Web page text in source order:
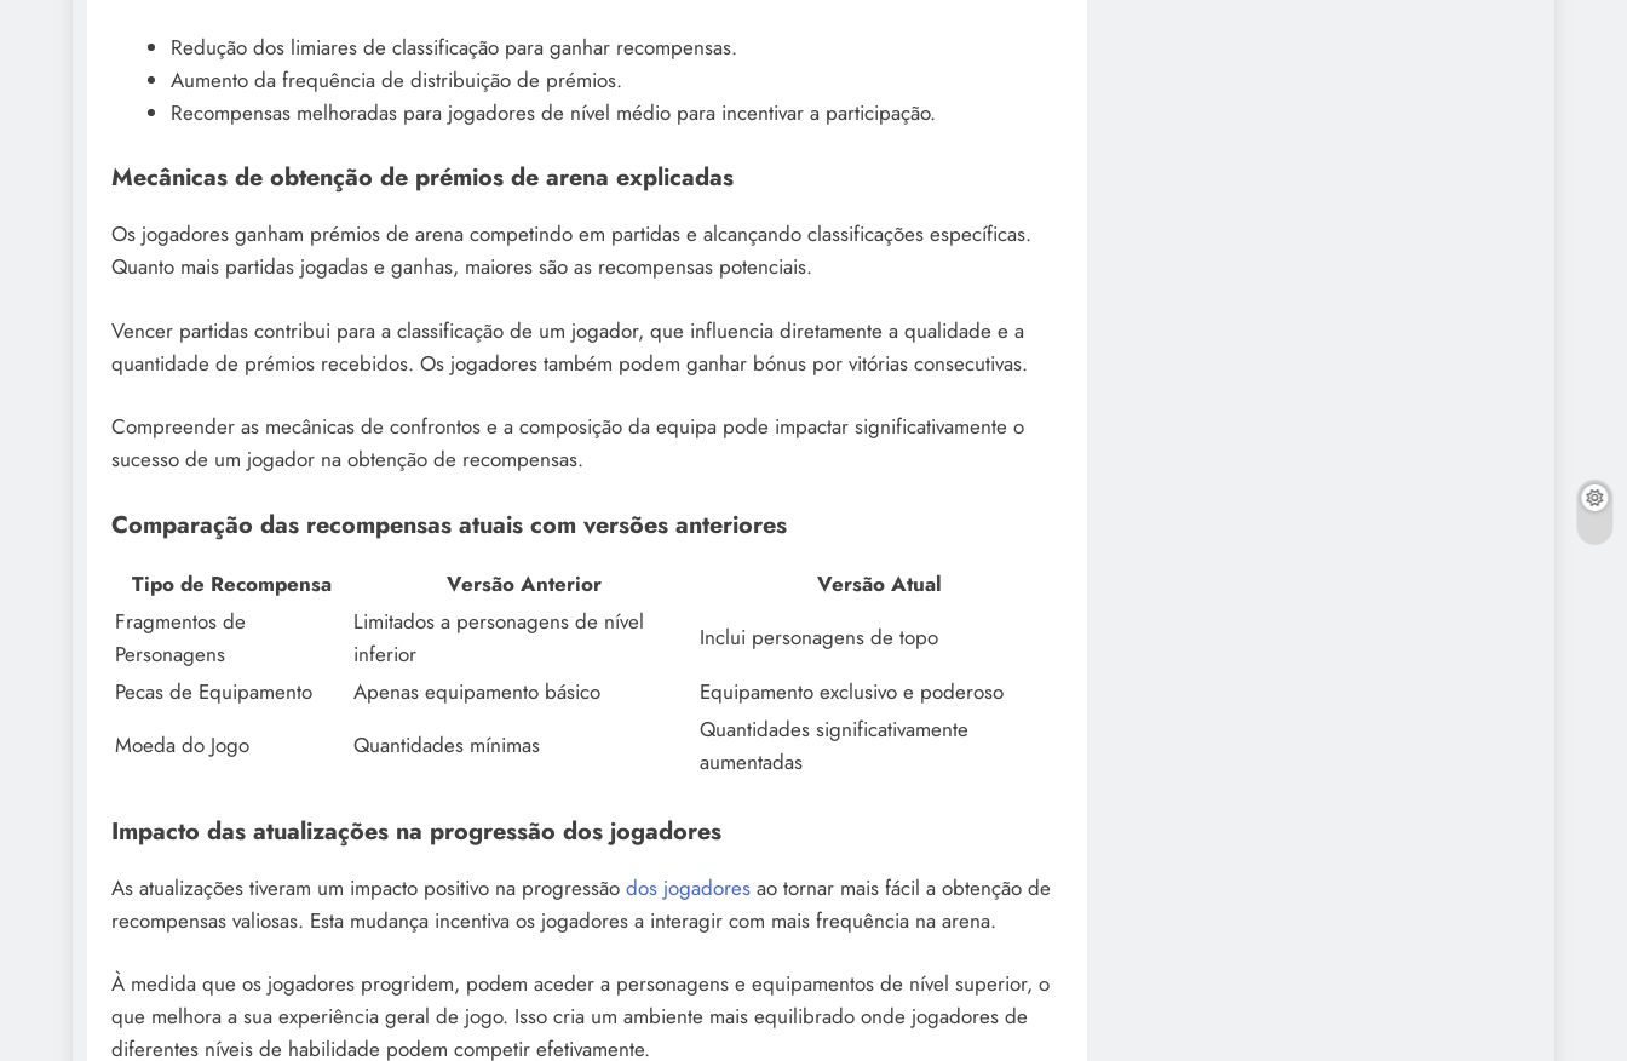
Redução dos limiares de classificação para ganhar recompensas.
Aumento da frequência de distribuição de prémios.
Recompensas melhoradas para jogadores de nível médio para incentivar a participação.
Mecânicas de obtenção de prémios de arena explicadas
Os jogadores ganham prémios de arena competindo em partidas e alcançando classificações específicas.
Quanto mais partidas jogadas e ganhas, maiores são as recompensas potenciais.
Vencer partidas contribui para a classificação de um jogador, que influencia diretamente a qualidade e a
quantidade de prémios recebidos. Os jogadores também podem ganhar bónus por vitórias consecutivas.
Compreender as mecânicas de confrontos e a composição da equipa pode impactar significativamente o
sucesso de um jogador na obtenção de recompensas.
Comparação das recompensas atuais com versões anteriores
Tipo de Recompensa Versão Anterior
Versão Atual
Fragmentos de
Personagens
Limitados a personagens de nível
inferior
Inclui personagens de topo
Pecas de Equipamento
Apenas equipamento básico
Equipamento exclusivo e poderoso
Moeda do Jogo
Quantidades mínimas
Quantidades significativamente
aumentadas
Impacto das atualizações na progressão dos jogadores
As atualizações tiveram um impacto positivo na progressão dos jogadores ao tornar mais fácil a obtenção de
recompensas valiosas. Esta mudança incentiva os jogadores a interagir com mais frequência na arena.
À medida que os jogadores progridem, podem aceder a personagens e equipamentos de nível superior, o
que melhora a sua experiência geral de jogo. Isso cria um ambiente mais equilibrado onde jogadores de
diferentes níveis de habilidade podem competir efetivamente.